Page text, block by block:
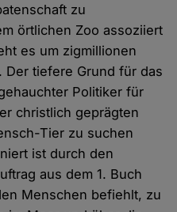
zu
örtlichen Zoo assoziiert
es um zigmillionen
Der tiefere Grund für das
Politiker für
christlich geprägten
Tier zu suchen
ist durch den
aus dem 1. Buch
Menschen befiehlt, zu